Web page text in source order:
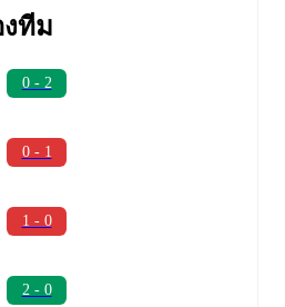
ทีม
0 - 2
0 - 1
1 - 0
2 - 0